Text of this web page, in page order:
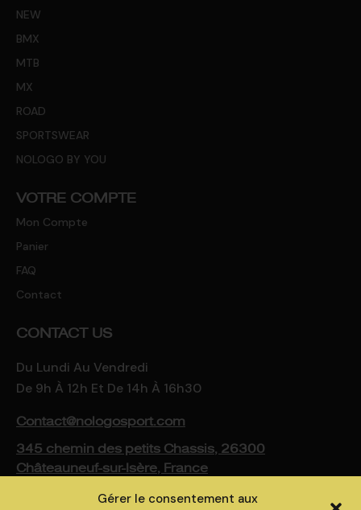
Gérer le consentement aux
NEW
BMX
MTB
MX
ROAD
SPORTSWEAR
NOLOGO BY YOU
VOTRE COMPTE
Mon Compte
Panier
FAQ
Contact
CONTACT US
Du Lundi Au Vendredi
De 9h À 12h Et De 14h À 16h30
Contact@nologosport.com
345 chemin des petits Chassis, 26300
Châteauneuf-sur-Isère, France